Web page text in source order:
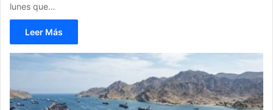
lunes que…
Leer Más